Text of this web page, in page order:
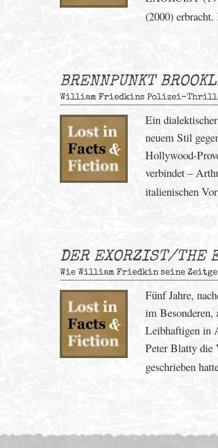
(2000)
BRENNPUNKT
William Friedkins Polizei-Thriller
Ein
neuem Stil
Hollywood-
verbindet –
italienischen
DER EXORZIST/THE
Wie William Friedkin seine
Fünf Jahre,
im Besonderen,
Leibhaftigen in
Peter Blatty die
geschrieben